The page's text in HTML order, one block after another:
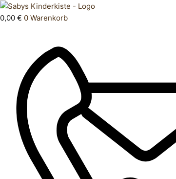
Zum
Inhalt
0,00 € 0 Warenkorb
Products
search
Hose
lang